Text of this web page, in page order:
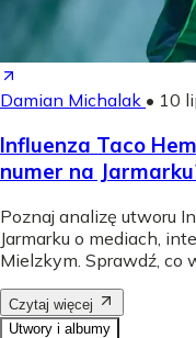
Damian Michalak • 10
Influenza Taco
numer na
Poznaj analizę utworu
Jarmarku o mediach,
Mielzkym. Sprawdź, co
Czytaj więcej
Utwory i albumy